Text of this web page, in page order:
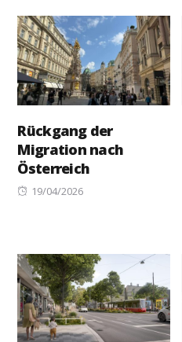
Rückgang der
Migration nach
Österreich
Posted
19/04/2026